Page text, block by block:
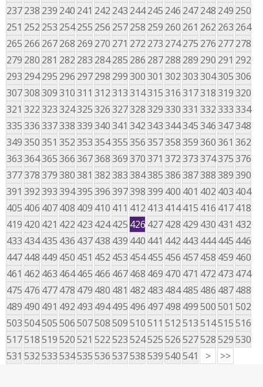
237238 239 240 241 242 243 244245 246 247248 249 250
251 252 253 254255 256 257258 259 260 261 262 263 264
265 266 267268 269 270 271 272 273 274275 276 277278
279 280 281 282 283 284285 286 287288 289 290 291 292
293 294295 296 297298 299300301 302303304305306
307308309310311 312313314315316317318319320
321 322323324325326327328329330331 332333334
335336337338339340341 342343344345346347348
349350351 352353354355356357358359360361 362
363364365366367368369370371 372373374375376
377378379380381 382383384385386387388389390
391 392393394395396397398399 400 401 402 403 404
405 406 407408 409 410 411 412 413 414415 416 417418
419 420 421 422 423 424425 426 427428 429 430 431 432
433 434435 436 437438 439 440 441 442 443 444445 446
447448 449 450 451 452 453 454455 456 457458 459 460
461 462 463 464465 466 467468 469 470 471 472 473 474
475 476 477478 479 480 481 482 483 484485 486 487488
489 490 491 492 493 494495 496 497498 499500501 502
503504505506507508509510511 512513514515516
517518519520521 522523524525526527528529530
531 532533534535536537538539540541 > >>